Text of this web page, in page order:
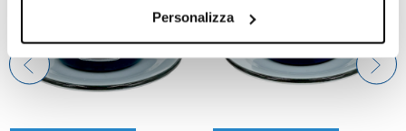
Personalizza